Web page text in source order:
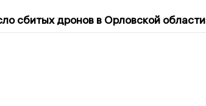
сбитых дронов в Орловской области